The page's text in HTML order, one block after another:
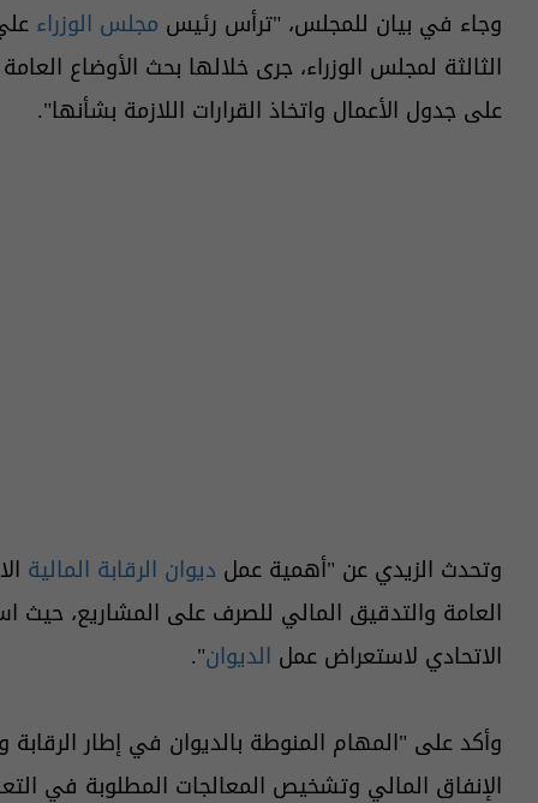
وجاء في بيان للمجلس، "ترأس رئيس مجلس الوزراء
الثالثة لمجلس الوزراء، جرى خلالها بحث الأوضاع
على جدول الأعمال واتخاذ القرارات اللازمة بشأنها".
وتحدث الزيدي عن "أهمية عمل ديوان الرقابة المالية
العامة والتدقيق المالي للصرف على المشاريع، حيث
الاتحادي لاستعراض عمل الديوان".
وأكد على "المهام المنوطة بالديوان في إطار
الإنفاق المالي وتشخيص المعالجات المطلوبة في